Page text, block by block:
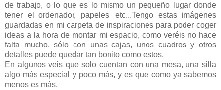
de trabajo, o lo que es lo mismo un pequeño lugar donde
tener el ordenador, papeles, etc...Tengo estas imágenes
guardadas en mi carpeta de inspiraciones para poder coger
ideas a la hora de montar mi espacio, como veréis no hace
falta mucho, sólo con unas cajas, unos cuadros y otros
detalles puede quedar tan bonito como estos.
En algunos veis que solo cuentan con una mesa, una silla
algo más especial y poco más, y es que como ya sabemos
menos es más.